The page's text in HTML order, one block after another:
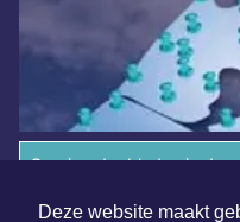
Deze website maakt
Overige dagbladen in de